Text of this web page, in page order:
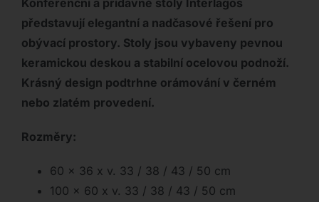
Konferenční a přídavné stoly Interlagos
představují elegantní a nadčasové řešení pro
obývací prostory. Stoly jsou vybaveny pevnou
keramickou deskou a stabilní ocelovou podnoží.
Krásný design podtrhne orámování v černém
nebo zlatém provedení.
Rozměry:
60 x 36 x v. 33 / 38 / 43 / 50 cm
100 x 60 x v. 33 / 38 / 43 / 50 cm